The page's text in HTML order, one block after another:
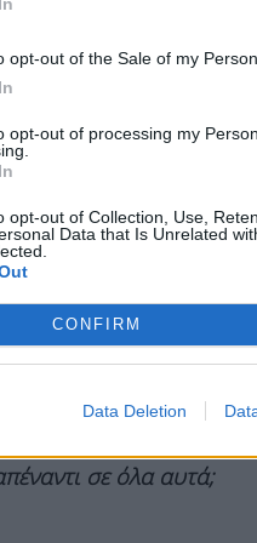
opt-out of the Sale of my
opt-out of processing my
opt-out of Collection, Use,
Data that Is Unrelated
CONFIRM
Data Deletion
θα πρέπει να έχει
στο θέατρο. Το θέατρο,
κόσμος έχει ανάγκη
σας σάς καθιστά
Πόσο δύσκολο είναι
και
γύρισμα, πρόβα και
έτσι όλη η χρονιά,
πρωτόγνωρες
ενίοτε που
σε όλα αυτά;